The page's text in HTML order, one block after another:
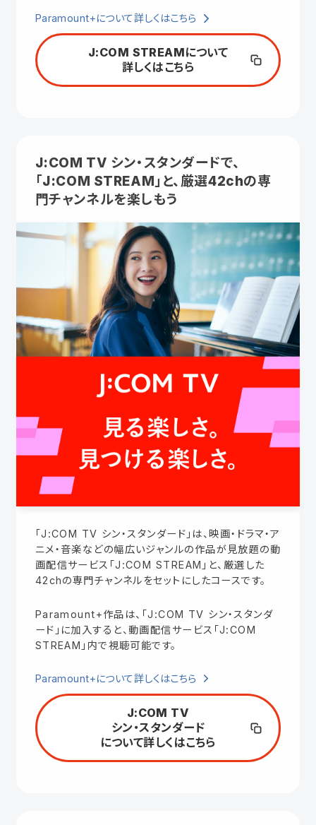
Paramount+について詳しくはこちら
J:COM STREAMについて
詳しくはこちら
J:COM TV シン・スタンダードで、
「J:COM STREAM」と、厳選42chの専
門チャンネルを楽しもう
「J:COM TV シン・スタンダード」は、映画・ドラマ・ア
ニメ・音楽などの幅広いジャンルの作品が見放題の動
画配信サービス「J:COM STREAM」と、厳選した
42chの専門チャンネルをセットにしたコースです。
Paramount+作品は、「J:COM TV シン・スタンダ
ード」に加入すると、動画配信サービス「J:COM
STREAM」内で視聴可能です。
Paramount+について詳しくはこちら
J:COM TV
シン・スタンダード
について詳しくはこちら